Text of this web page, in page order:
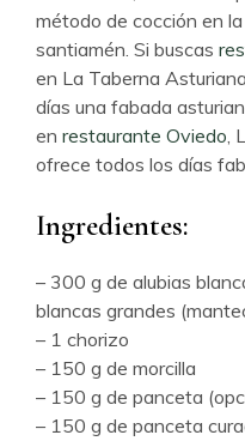
método de cocción en
santiamén. Si buscas
en La Taberna
días una fabada
en restaurante Oviedo,
ofrece todos los días
Ingredientes:
– 300 g de alubias
blancas grandes
– 1 chorizo
– 150 g de morcilla
– 150 g de panceta
– 150 g de panceta